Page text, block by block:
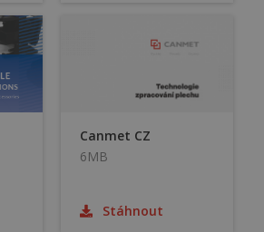
Canmet CZ
6MB
Stáhnout